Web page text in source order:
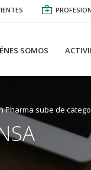
SOMOS
Pharma sube de